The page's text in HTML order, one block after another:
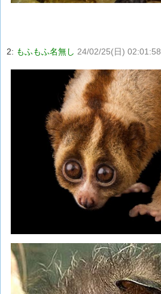
2: もふもふ名無し 24/02/25(日) 02:01:58